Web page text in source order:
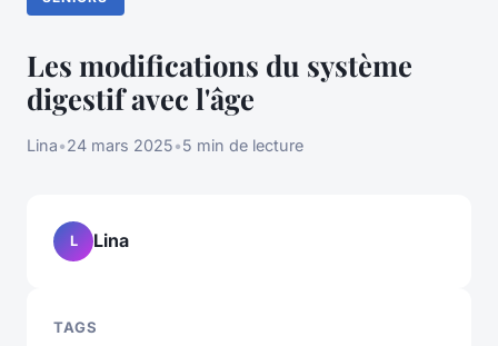
Les modifications du système
digestif avec l'âge
Lina•24 mars 2025•5 min de lecture
L Lina
TAGS